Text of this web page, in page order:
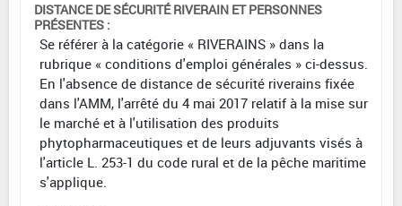
DISTANCE DE SÉCURITÉ RIVERAIN ET PERSONNES
PRÉSENTES :
Se référer à la catégorie « RIVERAINS » dans la
rubrique « conditions d'emploi générales » ci-dessus.
En l'absence de distance de sécurité riverains fixée
dans l'AMM, l'arrêté du 4 mai 2017 relatif à la mise sur
le marché et à l'utilisation des produits
phytopharmaceutiques et de leurs adjuvants visés à
l'article L. 253-1 du code rural et de la pêche maritime
s'applique.